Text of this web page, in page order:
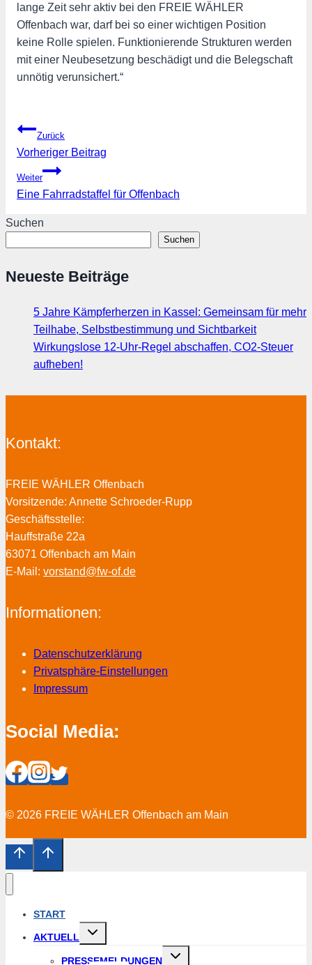
lange Zeit sehr aktiv bei den FREIE WÄHLER
Offenbach war, darf bei so einer wichtigen Position
keine Rolle spielen. Funktionierende Strukturen werden
mit einer Neubesetzung beschädigt und die Belegschaft
unnötig verunsichert.“
Beitragsnavigation
Zurück
Vorheriger Beitrag
Weiter
Eine Fahrradstaffel für Offenbach
Suchen
Suchen
Neueste Beiträge
5 Jahre Kämpferherzen in Kassel: Gemeinsam für mehr
Teilhabe, Selbstbestimmung und Sichtbarkeit
Wirkungslose 12-Uhr-Regel abschaffen, CO2-Steuer
aufheben!
Kontakt:
FREIE WÄHLER Offenbach
Vorsitzende: Annette Schroeder-Rupp
Geschäftsstelle:
Hauffstraße 22a
63071 Offenbach am Main
E-Mail: vorstand@fw-of.de
Informationen:
Datenschutzerklärung
Privatsphäre-Einstellungen
Impressum
Social Media:
© 2026 FREIE WÄHLER Offenbach am Main
START
AKTUELL
Untermenü
PRESSEMELDUNGEN
Untermenü